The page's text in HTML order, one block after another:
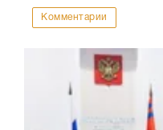
Комментарии